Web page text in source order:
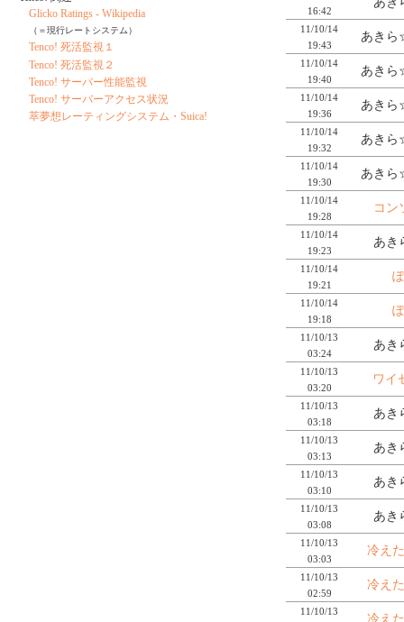
16:42
11/10/14
19:43
あきら
11/10/14
19:40
あきら
11/10/14
19:36
あきら
11/10/14
19:32
あきら
11/10/14
19:30
あきら
11/10/14
19:28
コン
11/10/14
19:23
あき
11/10/14
19:21
11/10/14
19:18
11/10/13
03:24
あき
11/10/13
03:20
ワイ
11/10/13
03:18
あき
11/10/13
03:13
あき
11/10/13
03:10
あき
11/10/13
03:08
あき
11/10/13
03:03
冷え
11/10/13
02:59
冷え
11/10/13
冷え
Glicko Ratings - Wikipedia
（＝現行レートシステム）
Tenco! 死活監視１
Tenco! 死活監視２
Tenco! サーバー性能監視
Tenco! サーバーアクセス状況
萃夢想レーティングシステム・Suica!